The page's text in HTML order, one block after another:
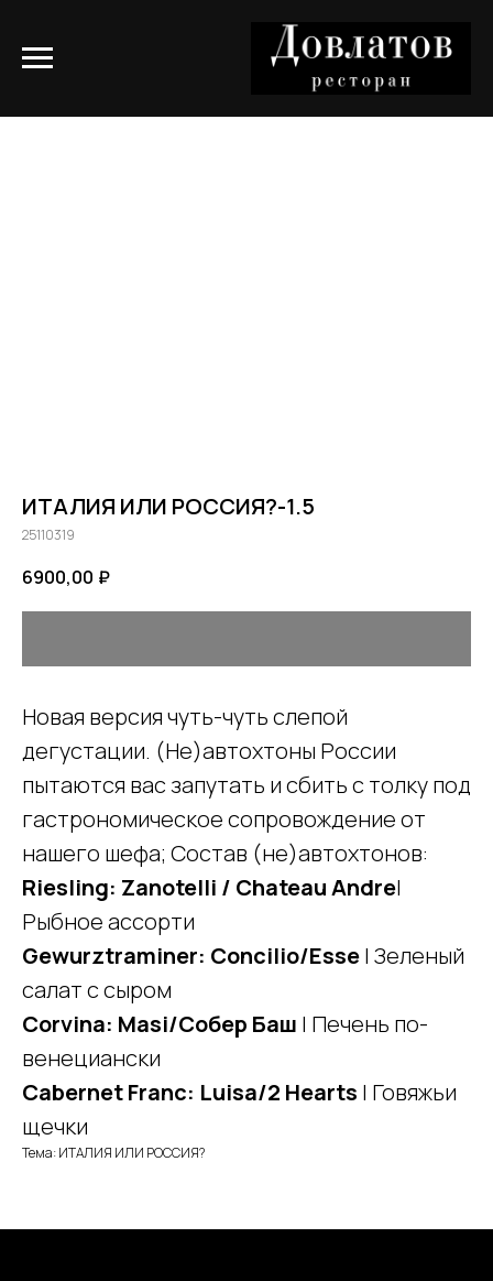
ИТАЛИЯ ИЛИ РОССИЯ?-1.5
25110319
6900,00 ₽
Новая версия чуть-чуть слепой
дегустации. (Не)автохтоны России
пытаются вас запутать и сбить с толку под
гастрономическое сопровождение от
нашего шефа; Состав (не)автохтонов:
Riesling: Zanotelli / Chateau Andre|
Рыбное ассорти
Gewurztraminer: Concilio/Esse| Зеленый
салат с сыром
Corvina: Masi/Собер Баш | Печень по-
венециански
Cabernet Franc: Luisa/2 Hearts | Говяжьи
щечки
Тема: ИТАЛИЯ ИЛИ РОССИЯ?